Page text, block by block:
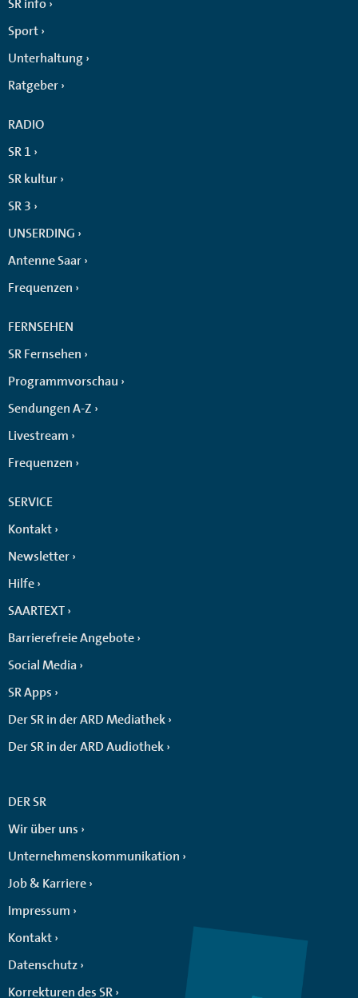
SR info
Sport
Unterhaltung
Ratgeber
RADIO
SR 1
SR kultur
SR 3
UNSERDING
Antenne Saar
Frequenzen
FERNSEHEN
SR Fernsehen
Programmvorschau
Sendungen A-Z
Livestream
Frequenzen
SERVICE
Kontakt
Newsletter
Hilfe
SAARTEXT
Barrierefreie Angebote
Social Media
SR Apps
Der SR in der ARD Mediathek
Der SR in der ARD Audiothek
DER SR
Wir über uns
Unternehmenskommunikation
Job & Karriere
Impressum
Kontakt
Datenschutz
Korrekturen des SR